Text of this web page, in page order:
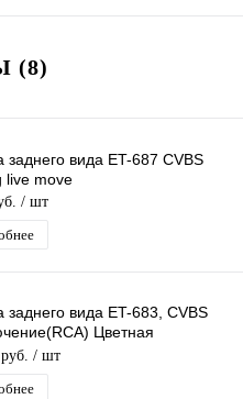
(8)
заднего вида ET-687 CVBS
live move
/ шт
заднего вида ET-683, CVBS
Цветная
камера с Парковочными
/ шт